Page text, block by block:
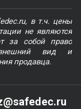
в т.ч. цены
не являются
за собой право
внешний вид и
продавца.